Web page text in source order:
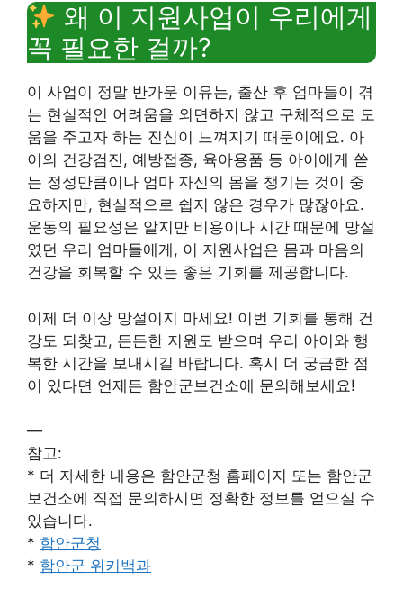
왜 이 지원사업이 우리에게
꼭 필요한 걸까?
이 사업이 정말 반가운 이유는, 출산 후 엄마들이 겪
는 현실적인 어려움을 외면하지 않고 구체적으로 도
움을 주고자 하는 진심이 느껴지기 때문이에요. 아
이의 건강검진, 예방접종, 육아용품 등 아이에게 쏟
는 정성만큼이나 엄마 자신의 몸을 챙기는 것이 중
요하지만, 현실적으로 쉽지 않은 경우가 많잖아요.
운동의 필요성은 알지만 비용이나 시간 때문에 망설
였던 우리 엄마들에게, 이 지원사업은 몸과 마음의
건강을 회복할 수 있는 좋은 기회를 제공합니다.
이제 더 이상 망설이지 마세요! 이번 기회를 통해 건
강도 되찾고, 든든한 지원도 받으며 우리 아이와 행
복한 시간을 보내시길 바랍니다. 혹시 더 궁금한 점
이 있다면 언제든 함안군보건소에 문의해보세요!
—
참고:
* 더 자세한 내용은 함안군청 홈페이지 또는 함안군
보건소에 직접 문의하시면 정확한 정보를 얻으실 수
있습니다.
* 함안군청
* 함안군 위키백과